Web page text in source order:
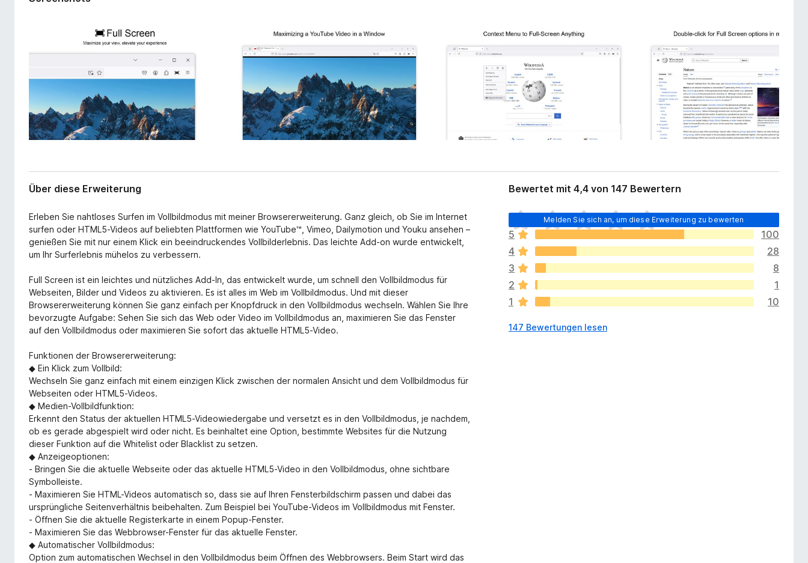
r
t
r
u
n
g
Über diese Erweiterung
Erleben Sie nahtloses Surfen im Vollbildmodus mit meiner Browsererweiterung. Ganz gleich, ob Sie im Internet
surfen oder HTML5-Videos auf beliebten Plattformen wie YouTube™, Vimeo, Dailymotion und Youku ansehen –
genießen Sie mit nur einem Klick ein beeindruckendes Vollbilderlebnis. Das leichte Add-on wurde entwickelt,
um Ihr Surferlebnis mühelos zu verbessern.
Full Screen ist ein leichtes und nützliches Add-In, das entwickelt wurde, um schnell den Vollbildmodus für
Webseiten, Bilder und Videos zu aktivieren. Es ist alles im Web im Vollbildmodus. Und mit dieser
Browsererweiterung können Sie ganz einfach per Knopfdruck in den Vollbildmodus wechseln. Wählen Sie Ihre
bevorzugte Aufgabe: Sehen Sie sich das Web oder Video im Vollbildmodus an, maximieren Sie das Fenster
auf den Vollbildmodus oder maximieren Sie sofort das aktuelle HTML5-Video.
Funktionen der Browsererweiterung:
◆ Ein Klick zum Vollbild:
Wechseln Sie ganz einfach mit einem einzigen Klick zwischen der normalen Ansicht und dem Vollbildmodus für
Webseiten oder HTML5-Videos.
◆ Medien-Vollbildfunktion:
Erkennt den Status der aktuellen HTML5-Videowiedergabe und versetzt es in den Vollbildmodus, je nachdem,
ob es gerade abgespielt wird oder nicht. Es beinhaltet eine Option, bestimmte Websites für die Nutzung
dieser Funktion auf die Whitelist oder Blacklist zu setzen.
◆ Anzeigeoptionen:
- Bringen Sie die aktuelle Webseite oder das aktuelle HTML5-Video in den Vollbildmodus, ohne sichtbare
Symbolleiste.
- Maximieren Sie HTML-Videos automatisch so, dass sie auf Ihren Fensterbildschirm passen und dabei das
ursprüngliche Seitenverhältnis beibehalten. Zum Beispiel bei YouTube-Videos im Vollbildmodus mit Fenster.
- Öffnen Sie die aktuelle Registerkarte in einem Popup-Fenster.
- Maximieren Sie das Webbrowser-Fenster für das aktuelle Fenster.
◆ Automatischer Vollbildmodus:
Option zum automatischen Wechsel in den Vollbildmodus beim Öffnen des Webbrowsers. Beim Start wird das
Bewertet mit 4,4 von 147 Bewertern
Melden Sie sich an, um diese Erweiterung zu bewerten
E
s
l
i
e
g
e
n
o
5
100
4
28
3
8
2
1
1
10
147 Bewertungen lesen